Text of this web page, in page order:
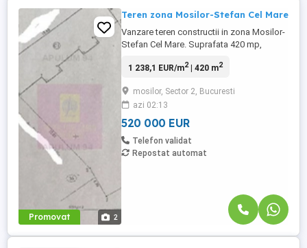
Promovat 2
Teren zona Mosilor-Stefan Cel Mare
Vanzare teren constructii in zona Mosilor-
Stefan Cel Mare. Suprafata 420 mp,
afla o casa demolabila cu amprenta
imediat catre Stefan Cel Mare, Calea
Mosilor, sau Mihai Eminescu
1 238,1 EUR/m2| 420 m2
mosilor, Sector 2, Bucuresti
azi 02:13
520 000 EUR
Telefon validat
Repostat automat